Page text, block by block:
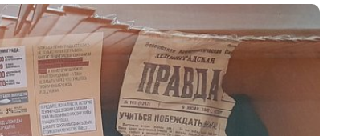
Работы победителей
Всероссийского конкурса на
лучшую выставку школьных
музеев, посвященную памятным
датам и событиям региона в годы
Великой Отечественной войны
1941-1945 гг.
Работы участников Фестиваля